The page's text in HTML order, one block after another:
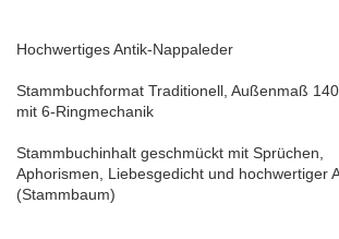
Hochwertiges Antik-Nappaleder
Stammbuchformat Traditionell, Außenmaß
mit 6-Ringmechanik
Stammbuchinhalt geschmückt mit Sprüchen,
Aphorismen, Liebesgedicht und hochwertiger
(Stammbaum)